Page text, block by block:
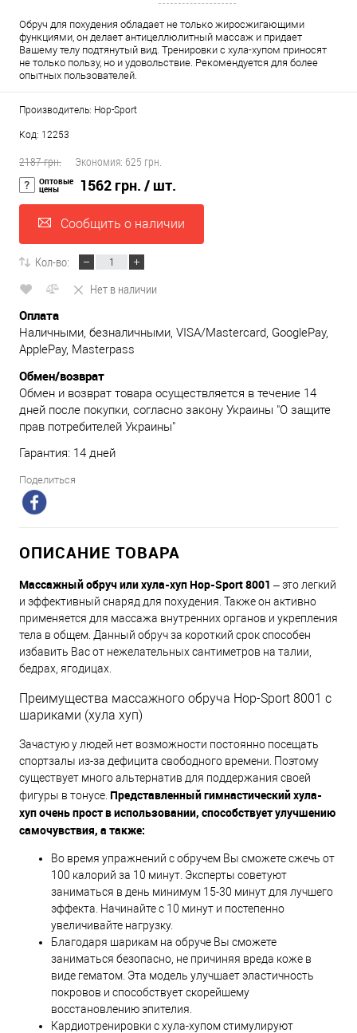
Обруч для похудения обладает не только жиросжигающими
функциями, он делает антицеллюлитный массаж и придает
Вашему телу подтянутый вид. Тренировки с хула-хупом приносят
не только пользу, но и удовольствие. Рекомендуется для более
опытных пользователей.
Производитель: Hop-Sport
Код: 12253
2187 грн. Экономия: 625 грн.
Оптовые
цены 1562 грн. / шт.
Сообщить о наличии
Кол-во:
Нет в наличии
Оплата
Наличными, безналичными, VISA/Mastercard, GooglePay,
ApplePay, Masterpass
Обмен/возврат
Обмен и возврат товара осуществляется в течение 14
дней после покупки, согласно закону Украины "О защите
прав потребителей Украины"
Гарантия: 14 дней
Поделиться
ОПИСАНИЕ ТОВАРА
Массажный обруч или хула-хуп Hop-Sport 8001 – это легкий
и эффективный снаряд для похудения. Также он активно
применяется для массажа внутренних органов и укрепления
тела в общем. Данный обруч за короткий срок способен
избавить Вас от нежелательных сантиметров на талии,
бедрах, ягодицах.
Преимущества массажного обруча Hop-Sport 8001 с
шариками (хула хуп)
Зачастую у людей нет возможности постоянно посещать
спортзалы из-за дефицита свободного времени. Поэтому
существует много альтернатив для поддержания своей
фигуры в тонусе. Представленный гимнастический хула-
хуп очень прост в использовании, способствует улучшению
самочувствия, а также:
Во время упражнений с обручем Вы сможете сжечь от
100 калорий за 10 минут. Эксперты советуют
заниматься в день минимум 15-30 минут для лучшего
эффекта. Начинайте с 10 минут и постепенно
увеличивайте нагрузку.
Благодаря шарикам на обруче Вы сможете
заниматься безопасно, не причиняя вреда коже в
виде гематом. Эта модель улучшает эластичность
покровов и способствует скорейшему
восстановлению эпителия.
Кардиотренировки с хула-хупом стимулируют